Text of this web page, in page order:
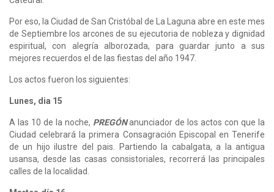
Por eso, la Ciudad de San Cristóbal de La Laguna abre en este mes
de Septiembre los arcones de su ejecutoria de nobleza y dignidad
espiritual, con alegría alborozada, para guardar junto a sus
mejores recuerdos el de las fiestas del año 1947.
Los actos fueron los siguientes:
Lunes, dia 15
A las 10 de la noche, PREGÓNanunciador de los actos con que la
Ciudad celebrará la primera Consagración Episcopal en Tenerife
de un hijo ilustre del pais. Partiendo la cabalgata, a la antigua
usansa, desde las casas consistoriales, recorrerá las principales
calles de la localidad.